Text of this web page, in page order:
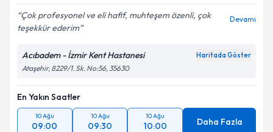
Çok profesyonel ve eli hafif, muhteşem özenli, çok
teşekkür ederim
Devamı
Acıbadem - İzmir Kent Hastanesi Haritada Göster
Ataşehir, 8229/1. Sk. No:56, 35630
En Yakın Saatler
10 Ağu
09:00
10 Ağu
09:30
10 Ağu
10:00 Daha Fazla